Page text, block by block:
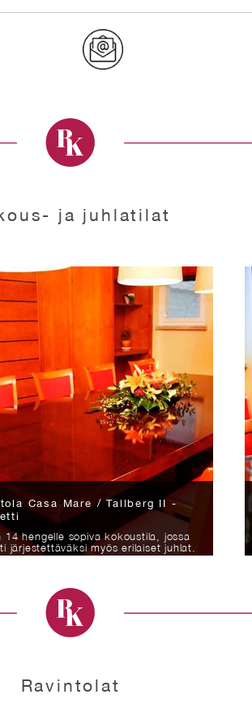
ja juhlatilat
Casa Mare / Tallberg I -
I -kabinetti on kokous- ja
räätälöity tila.
Ravintolat